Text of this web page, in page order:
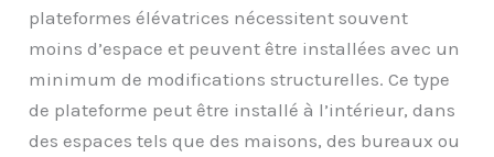
plateformes élévatrices nécessitent souvent
moins d’espace et peuvent être installées avec un
minimum de modifications structurelles. Ce type
de plateforme peut être installé à l’intérieur, dans
des espaces tels que des maisons, des bureaux ou